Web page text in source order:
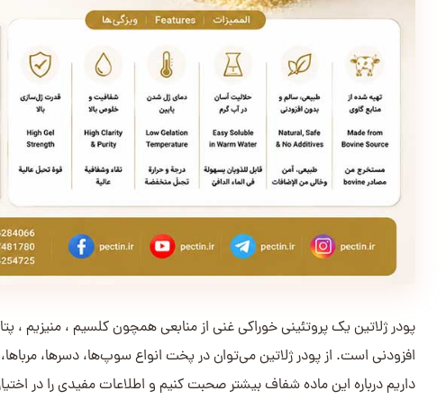
پودر ژلاتین یک پروتئینی خوراکی غنی از منابعی همچون کلسیم ، منیزیم ،
افزودنی است. از پودر ژلاتین می‌توان در پخت انواع سوپ‌ها، دسرها،
داریم درباره این ماده شفاف بیشتر صحبت کنیم و اطلاعات مفیدی را در